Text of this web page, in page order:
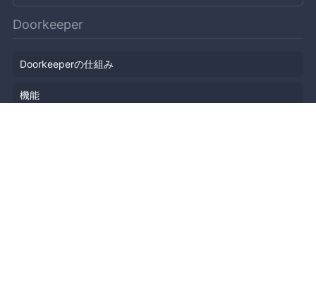
Doorkeeper
Doorkeeperの仕組み
機能